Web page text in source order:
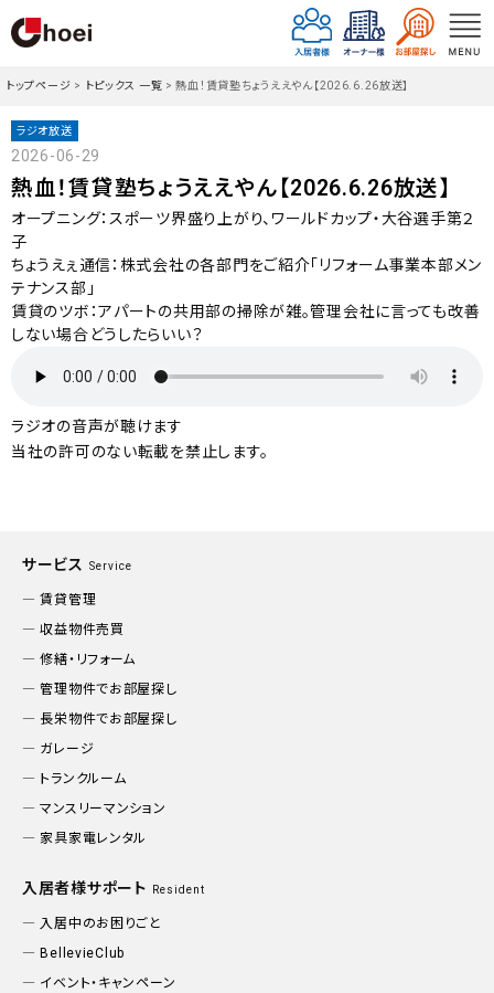
トップページ > トピックス 一覧 >熱血！賃貸塾ちょうええやん【2026.6.26放送】
ラジオ放送
2026-06-29
熱血！賃貸塾ちょうええやん【2026.6.26放送】
オープニング：スポーツ界盛り上がり、ワールドカップ・大谷選手第２
子
ちょうえぇ通信：株式会社の各部門をご紹介「リフォーム事業本部メン
テナンス部」
賃貸のツボ：アパートの共用部の掃除が雑。管理会社に言っても改善
しない場合どうしたらいい？
ラジオの音声が聴けます
当社の許可のない転載を禁止します。
サービス Service
賃貸管理
収益物件売買
修繕・リフォーム
管理物件でお部屋探し
長栄物件でお部屋探し
ガレージ
トランクルーム
マンスリーマンション
家具家電レンタル
入居者様サポート Resident
入居中のお困りごと
BellevieClub
イベント・キャンペーン